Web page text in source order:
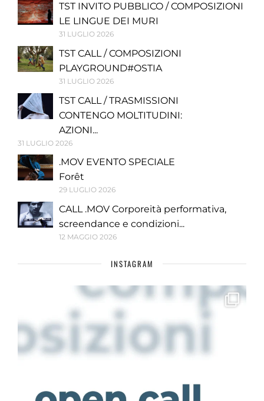
TST INVITO PUBBLICO / COMPOSIZIONI
LE LINGUE DEI MURI
31 LUGLIO 2026
TST CALL / COMPOSIZIONI
PLAYGROUND#OSTIA
31 LUGLIO 2026
TST CALL / TRASMISSIONI
CONTENGO MOLTITUDINI:
AZIONI...
31 LUGLIO 2026
.MOV EVENTO SPECIALE
Forêt
29 LUGLIO 2026
CALL .MOV Corporeità performativa,
screendance e condizioni...
12 MAGGIO 2026
INSTAGRAM